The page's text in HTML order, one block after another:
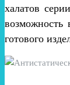
халатов
возможность
готового